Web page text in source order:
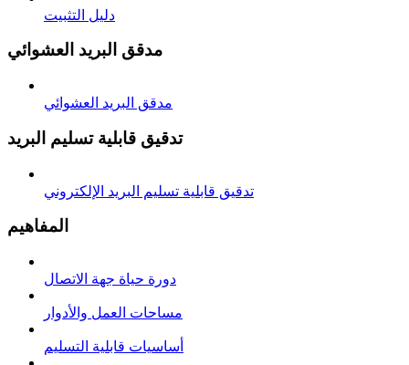
دليل التثبيت
مدقق البريد العشوائي
مدقق البريد العشوائي
تدقيق قابلية تسليم البريد
تدقيق قابلية تسليم البريد الإلكتروني
المفاهيم
دورة حياة جهة الاتصال
مساحات العمل والأدوار
أساسيات قابلية التسليم